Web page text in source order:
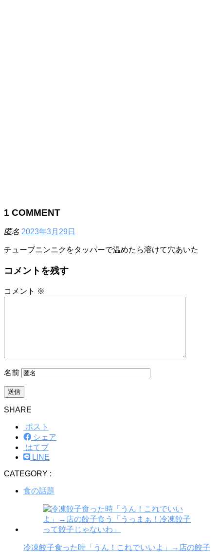
1 COMMENT
匿名 2023年3月29日
チューブニンニクをタッパーで温めたら溶けて穴あいた
コメントを残す
コメント ※
名前
SHARE
ポスト
シェア
はてブ
LINE
CATEGORY :
食の話題
冷凍餃子食った時「うん！これでいいよ」→店の餃子